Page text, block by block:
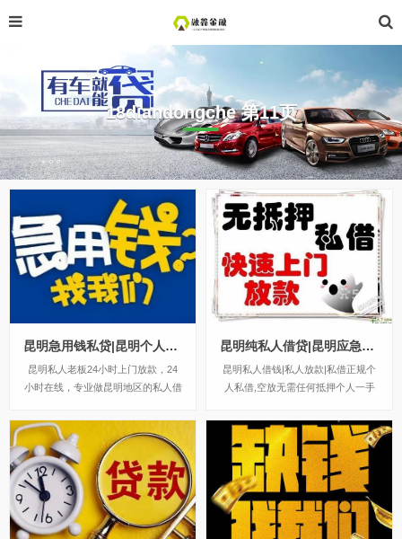
18diandongche 第11页
昆明急用钱私贷|昆明个人空放无需抵押当天拿钱
昆明私人老板24小时上门放款，24
小时在线，专业做昆明地区的私人借
的，有资金需求的，征信不好的，又
急用钱需要资金周转的，可以来联系
我，纯私人借款，不用看征信负债，
银行，网贷，小额贷款机构申请不下
来的可以来找我。...
昆明纯私人借贷|昆明应急个人借款无需抵押24小时下款
昆明私人借钱|私人放款|私借正规个
人私借,空放无需任何抵押个人一手
公司半小时放款，当然了这样的贷款
一般都是好操作的。贷款不看个人的
征信和负债这些，手续非常的简单
了，我们大知道贷款看个人的稳定性
和还款能力的...